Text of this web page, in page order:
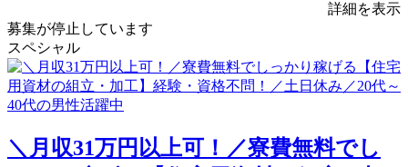
詳細を表示
募集が停止しています
スペシャル
＼月収31万円以上可！／寮費無料でし